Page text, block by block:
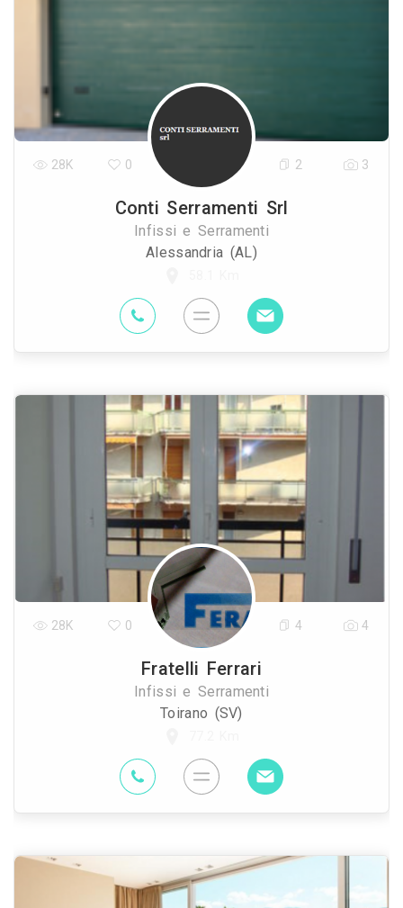
Conti Serramenti Srl
Infissi e Serramenti
Alessandria (AL)
28K 0 2 3
Fratelli Ferrari
Infissi e Serramenti
Toirano (SV)
28K 0 4 4